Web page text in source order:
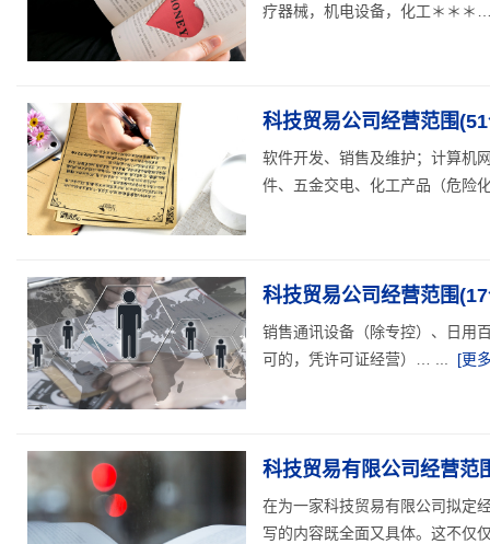
疗器械，机电设备，化工＊＊＊
科技贸易公司经营范围
软件开发、销售及维护；计算机
件、五金交电、化工产品（危险
科技贸易公司经营范围
销售通讯设备（除专控）、日用
可的，凭许可证经营）… ...
[更
科技贸易有限公司经营范
在为一家科技贸易有限公司拟定
写的内容既全面又具体。这不仅